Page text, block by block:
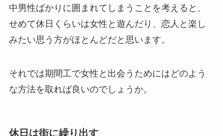
中男性ばかりに囲まれてしまうことを考えると、
せめて休日くらいは女性と遊んだり、恋人と楽し
みたい思う方がほとんどだと思います。
それでは期間工で女性と出会うためにはどのよう
な方法を取れば良いのでしょうか。
休日は街に繰り出す